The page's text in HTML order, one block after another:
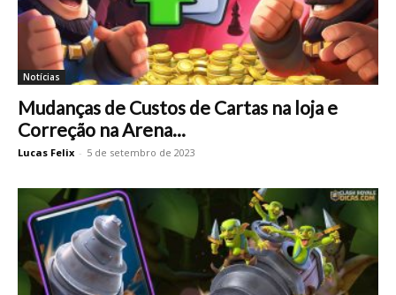
Notícias
Mudanças de Custos de Cartas na loja e
Correção na Arena...
Lucas Felix - 5 de setembro de 2023